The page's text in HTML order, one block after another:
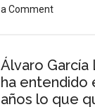
a Comment
Álvaro García
ha entendido
años lo que